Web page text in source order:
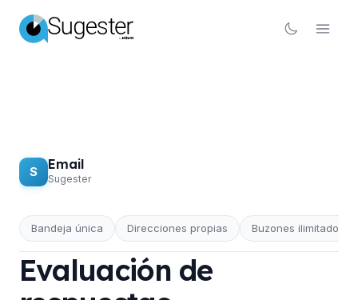
S Email
Sugester
Bandeja única Direcciones propias Buzones ilimitados
EMAIL
Evaluación de